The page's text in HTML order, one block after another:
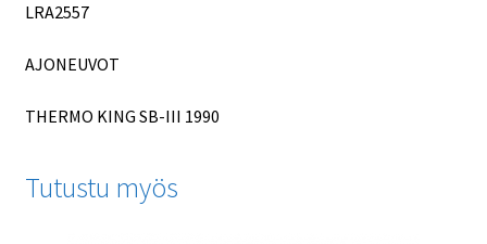
LRA2557
AJONEUVOT
THERMO KING SB-III 1990
Tutustu myös